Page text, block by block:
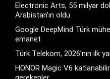
Electronic Arts, 55 milyar
Arabistan’ın oldu
Google DeepMind Türk
emanet
Türk Telekom, 2026’nın ilk
HONOR Magic V6